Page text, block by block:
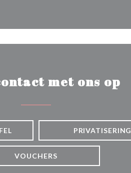
met ons op
PRIVATISERING
VOUCHERS